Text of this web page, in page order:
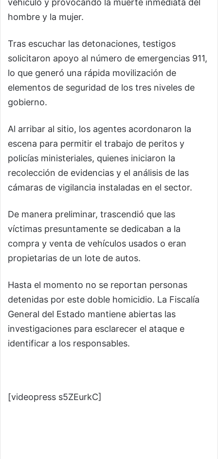
vehículo y provocando la muerte inmediata del
hombre y la mujer.
Tras escuchar las detonaciones, testigos
solicitaron apoyo al número de emergencias 911,
lo que generó una rápida movilización de
elementos de seguridad de los tres niveles de
gobierno.
Al arribar al sitio, los agentes acordonaron la
escena para permitir el trabajo de peritos y
policías ministeriales, quienes iniciaron la
recolección de evidencias y el análisis de las
cámaras de vigilancia instaladas en el sector.
De manera preliminar, trascendió que las
víctimas presuntamente se dedicaban a la
compra y venta de vehículos usados o eran
propietarias de un lote de autos.
Hasta el momento no se reportan personas
detenidas por este doble homicidio. La Fiscalía
General del Estado mantiene abiertas las
investigaciones para esclarecer el ataque e
identificar a los responsables.
[videopress s5ZEurkC]